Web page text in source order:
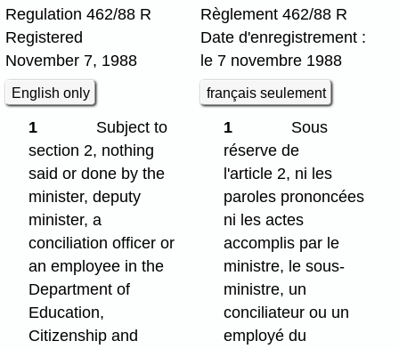
Regulation 462/88 R
Registered
November 7, 1988
English only
Règlement 462/88 R
Date d'enregistrement :
le 7 novembre 1988
français seulement
1
Subject to
section 2, nothing
said or done by the
minister, deputy
minister, a
conciliation officer or
an employee in the
Department of
Education,
Citizenship and
1
Sous
réserve de
l'article 2, ni les
paroles prononcées
ni les actes
accomplis par le
ministre, le sous-
ministre, un
conciliateur ou un
employé du